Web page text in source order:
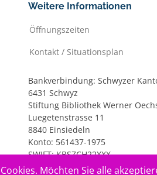
Weitere Informationen
Öffnungszeiten
Kontakt / Situationsplan
Bankverbindung: Schwyzer
6431 Schwyz
Stiftung Bibliothek Werner
Luegetenstrasse 11
8840 Einsiedeln
Konto: 561437-1975
SWIFT: KBSZCH22XXX
IBAN: CH20 0077 7005 6143
Möchten Sie alle